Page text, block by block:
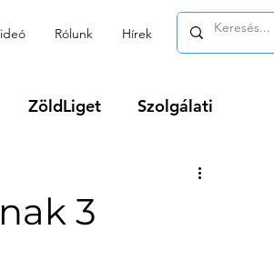
Rólunk Hírek
ZöldLiget Szolgálati
3